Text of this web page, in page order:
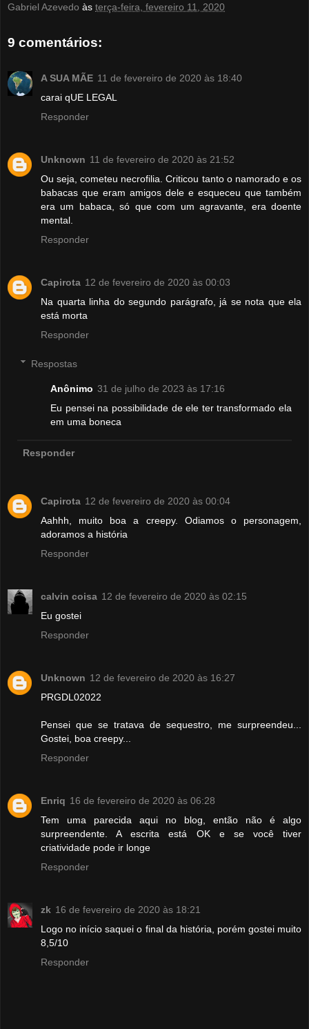
Gabriel Azevedo às terça-feira, fevereiro 11, 2020
9 comentários:
A SUA MÃE 11 de fevereiro de 2020 às 18:40
carai qUE LEGAL
Responder
Unknown 11 de fevereiro de 2020 às 21:52
Ou seja, cometeu necrofilia. Criticou tanto o namorado e os
babacas que eram amigos dele e esqueceu que também
era um babaca, só que com um agravante, era doente
mental.
Responder
Capirota 12 de fevereiro de 2020 às 00:03
Na quarta linha do segundo parágrafo, já se nota que ela
está morta
Responder
Respostas
Anônimo 31 de julho de 2023 às 17:16
Eu pensei na possibilidade de ele ter transformado ela
em uma boneca
Responder
Capirota 12 de fevereiro de 2020 às 00:04
Aahhh, muito boa a creepy. Odiamos o personagem,
adoramos a história
Responder
calvin coisa 12 de fevereiro de 2020 às 02:15
Eu gostei
Responder
Unknown 12 de fevereiro de 2020 às 16:27
PRGDL02022
Pensei que se tratava de sequestro, me surpreendeu...
Gostei, boa creepy...
Responder
Enriq 16 de fevereiro de 2020 às 06:28
Tem uma parecida aqui no blog, então não é algo
surpreendente. A escrita está OK e se você tiver
criatividade pode ir longe
Responder
zk 16 de fevereiro de 2020 às 18:21
Logo no início saquei o final da história, porém gostei muito
8,5/10
Responder